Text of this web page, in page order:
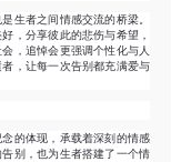
生者之间情感交流的桥梁。
，分享彼此的悲伤与希望，
，追悼会更强调个性化与人
，让每一次告别都充满爱与
的体现，承载着深刻的情感
别，也为生者搭建了一个情